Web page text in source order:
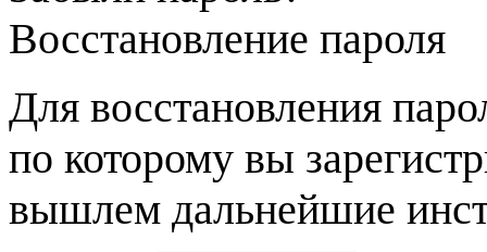
Восстановление пароля
Для восстановления
по которому вы
вышлем дальнейшие